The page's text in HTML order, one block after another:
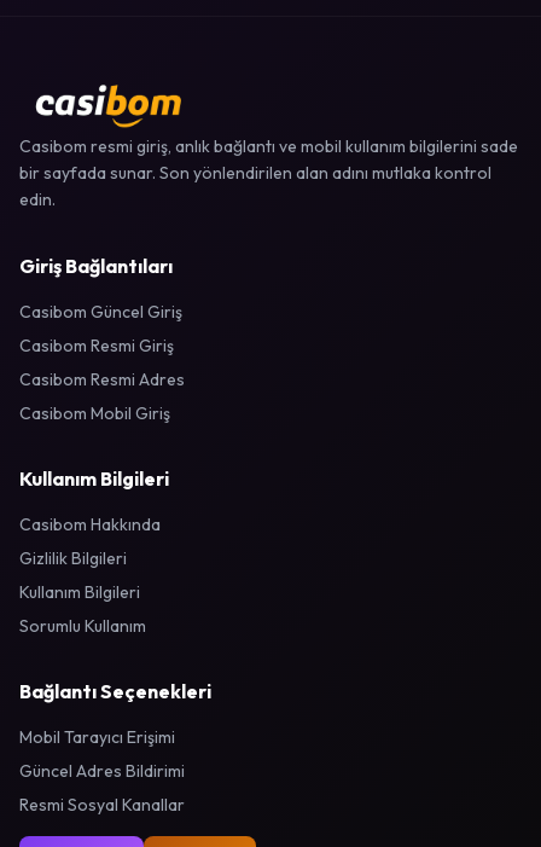
Casibom resmi giriş, anlık bağlantı ve mobil kullanım bilgilerini sade
bir sayfada sunar. Son yönlendirilen alan adını mutlaka kontrol
edin.
Giriş Bağlantıları
Casibom Güncel Giriş
Casibom Resmi Giriş
Casibom Resmi Adres
Casibom Mobil Giriş
Kullanım Bilgileri
Casibom Hakkında
Gizlilik Bilgileri
Kullanım Bilgileri
Sorumlu Kullanım
Bağlantı Seçenekleri
Mobil Tarayıcı Erişimi
Güncel Adres Bildirimi
Resmi Sosyal Kanallar